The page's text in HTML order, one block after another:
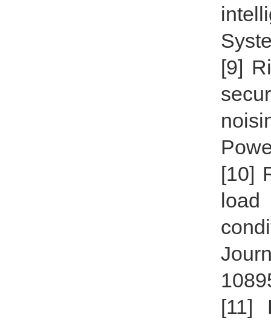
[9]
[10]
[11]